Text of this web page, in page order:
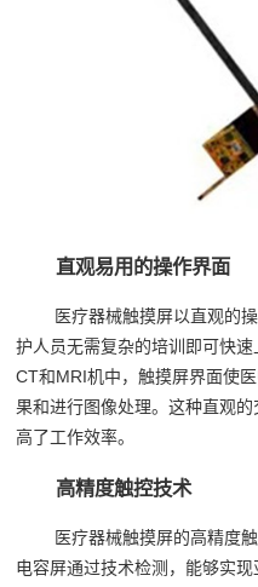
直观易用的操作界面
医疗器械触摸屏以直观的
护人员无需复杂的培训即可快
CT和MRI机中，触摸屏界面使
果和进行图像处理。这种直观
高了工作效率。
高精度触控技术
医疗器械触摸屏的高精度
电容屏通过技术检测，能够实